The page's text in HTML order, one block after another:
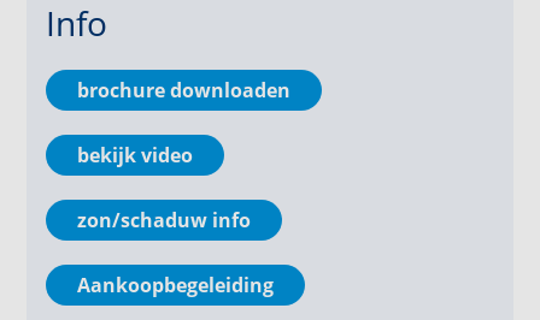
- 25 zonnepanelen (2023) met omvormer en laadpaal
- Kunststof kozijnen met HR+ glas en elektrische
rolluiken
- Badkamer en toilet vernieuwd in december 2022
- Vloerverwarming door gehele woning (ook garage)
elektrische luifel
- Rustige, groene en gewilde woonwijk in Best
INDELING
Info
brochure downloaden
bekijk video
zon/schaduw info
Aankoopbegeleiding